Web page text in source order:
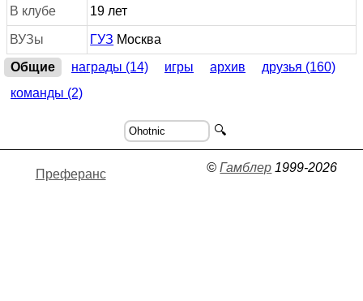
В клубе 19 лет
ВУЗы ГУЗ Москва
Общие
награды (14) игры архив
друзья (160)
команды (2)
🔍
Преферанс ©Гамблер 1999-2026